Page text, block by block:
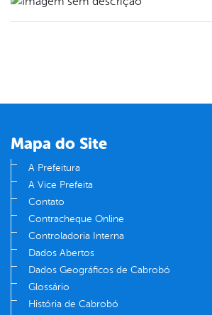
Mapa do Site
A Prefeitura
A Vice Prefeita
Contato
Contracheque Online
Controladoria Interna
Dados Abertos
Dados Geográficos de Cabrobó
Glossário
História de Cabrobó